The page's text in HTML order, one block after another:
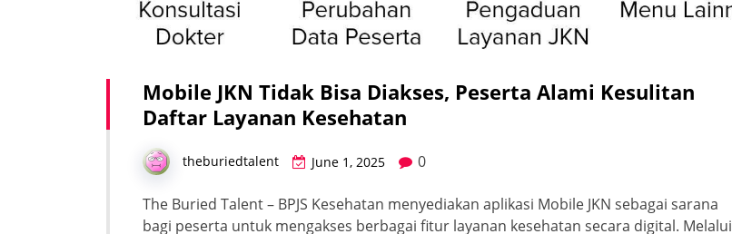
Mobile JKN Tidak Bisa Diakses, Peserta Alami Kesulitan
Daftar Layanan Kesehatan
theburiedtalent June 1, 2025 0
The Buried Talent – BPJS Kesehatan menyediakan aplikasi Mobile JKN sebagai sarana
bagi peserta untuk mengakses berbagai fitur layanan kesehatan secara digital. Melalui